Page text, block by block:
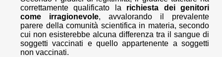
correttamente qualificato la richiesta dei genitori
come irragionevole, avvalorando il prevalente
parere della comunità scientifica in materia, secondo
cui non esisterebbe alcuna differenza tra il sangue di
soggetti vaccinati e quello appartenente a soggetti
non vaccinati.